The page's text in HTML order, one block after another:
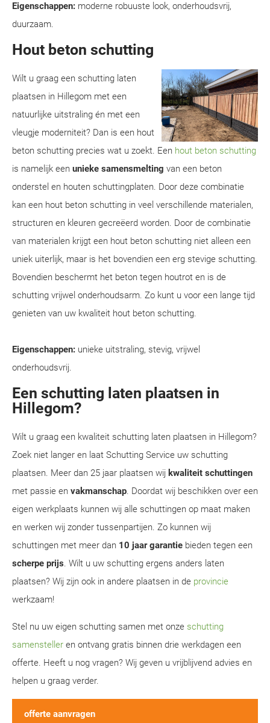
Eigenschappen: moderne robuuste look, onderhoudsvrij,
duurzaam.
Hout beton schutting
Wilt u graag een schutting laten
plaatsen in Hillegom met een
natuurlijke uitstraling én met een
vleugje moderniteit? Dan is een hout
beton schutting precies wat u zoekt. Een hout beton schutting
is namelijk een unieke samensmelting van een beton
onderstel en houten schuttingplaten. Door deze combinatie
kan een hout beton schutting in veel verschillende materialen,
structuren en kleuren gecreëerd worden. Door de combinatie
van materialen krijgt een hout beton schutting niet alleen een
uniek uiterlijk, maar is het bovendien een erg stevige schutting.
Bovendien beschermt het beton tegen houtrot en is de
schutting vrijwel onderhoudsarm. Zo kunt u voor een lange tijd
genieten van uw kwaliteit hout beton schutting.
Eigenschappen: unieke uitstraling, stevig, vrijwel
onderhoudsvrij.
Een schutting laten plaatsen in
Hillegom?
Wilt u graag een kwaliteit schutting laten plaatsen in Hillegom?
Zoek niet langer en laat Schutting Service uw schutting
plaatsen. Meer dan 25 jaar plaatsen wij kwaliteit schuttingen
met passie en vakmanschap. Doordat wij beschikken over een
eigen werkplaats kunnen wij alle schuttingen op maat maken
en werken wij zonder tussenpartijen. Zo kunnen wij
schuttingen met meer dan 10 jaar garantie bieden tegen een
scherpe prijs. Wilt u uw schutting ergens anders laten
plaatsen? Wij zijn ook in andere plaatsen in de provincie
werkzaam!
Stel nu uw eigen schutting samen met onze schutting
samensteller en ontvang gratis binnen drie werkdagen een
offerte. Heeft u nog vragen? Wij geven u vrijblijvend advies en
helpen u graag verder.
offerte aanvragen